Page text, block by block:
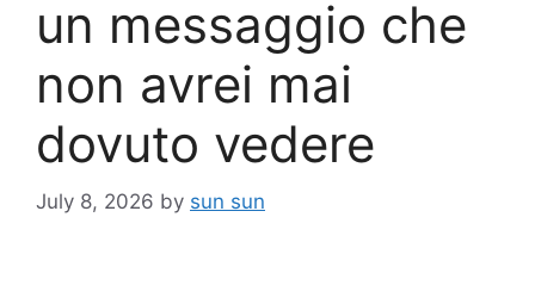
un messaggio che
non avrei mai
dovuto vedere
July 8, 2026 by sun sun